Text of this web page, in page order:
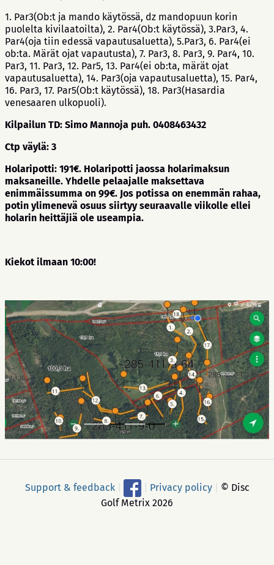
1. Par3(Ob:t ja mando käytössä, dz mandopuun korin
puolelta kivilaatoilta), 2. Par4(Ob:t käytössä), 3.Par3, 4.
Par4(oja tiin edessä vapautusaluetta), 5.Par3, 6. Par4(ei
ob:ta. Märät ojat vapautusta), 7. Par3, 8. Par3, 9. Par4, 10.
Par3, 11. Par3, 12. Par5, 13. Par4(ei ob:ta, märät ojat
vapautusaluetta), 14. Par3(oja vapautusaluetta), 15. Par4,
16. Par3, 17. Par5(Ob:t käytössä), 18. Par3(Hasardia
venesaaren ulkopuoli).
Kilpailun TD: Simo Mannoja puh. 0408463432
Ctp väylä: 3
Holaripotti: 191€. Holaripotti jaossa holarimaksun
maksaneille. Yhdelle pelaajalle maksettava
enimmäissumma on 99€. Jos potissa on enemmän rahaa,
potin ylimenevä osuus siirtyy seuraavalle viikolle ellei
holarin heittäjiä ole useampia.
Kiekot ilmaan 10:00!
Support & feedback Privacy policy
© Disc
Golf Metrix 2026